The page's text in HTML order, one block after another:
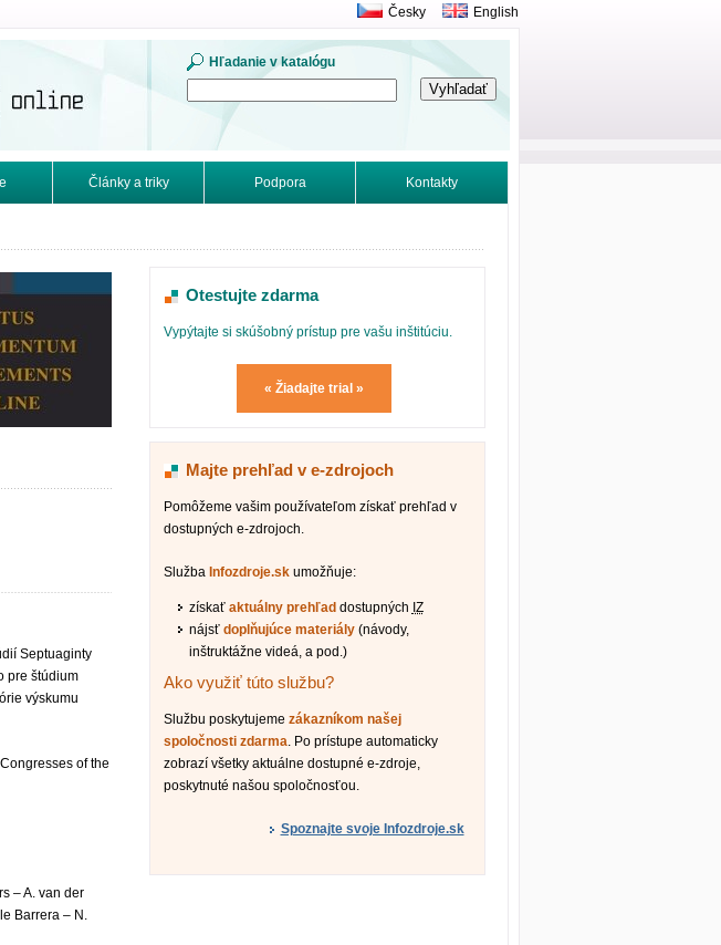
Hľadanie v katalógu
Česky English
Články a triky Podpora Kontakty
Septuaginty
pre štúdium
výskumu
of the
– A. van der
Barrera – N.
Otestujte zdarma
Vypýtajte si skúšobný prístup pre vašu inštitúciu.
« Žiadajte trial »
Majte prehľad v e-zdrojoch
Pomôžeme vašim používateľom získať prehľad v
dostupných e-zdrojoch.
Služba Infozdroje.sk umožňuje:
získať aktuálny prehľad dostupných IZ
nájsť doplňujúce materiály(návody,
inštruktážne videá, a pod.)
Ako využiť túto službu?
Službu poskytujemezákazníkom našej
spoločnosti zdarma. Po prístupe automaticky
zobrazí všetky aktuálne dostupné e-zdroje,
poskytnuté našou spoločnosťou.
Spoznajte svoje Infozdroje.sk